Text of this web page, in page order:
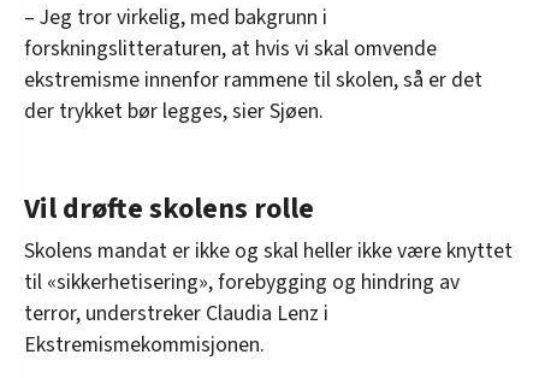
– Jeg tror virkelig, med bakgrunn i
forskningslitteraturen, at hvis vi skal omvende
ekstremisme innenfor rammene til skolen, så er det
der trykket bør legges, sier Sjøen.
Vil drøfte skolens rolle
Skolens mandat er ikke og skal heller ikke være knyttet
til «sikkerhetisering», forebygging og hindring av
terror, understreker Claudia Lenz i
Ekstremismekommisjonen.